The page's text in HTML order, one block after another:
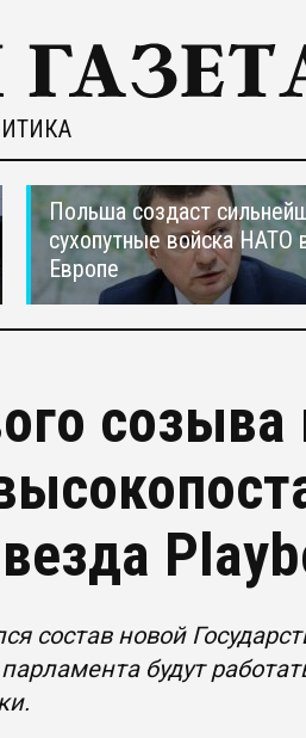
Польша создаст
сухопутные войска НАТО
Европе
созыва
состав новой
будут